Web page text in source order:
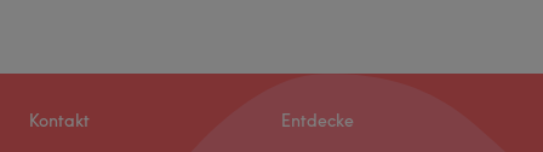
Kontakt Entdecke